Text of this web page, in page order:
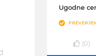
Ugodne
(0)